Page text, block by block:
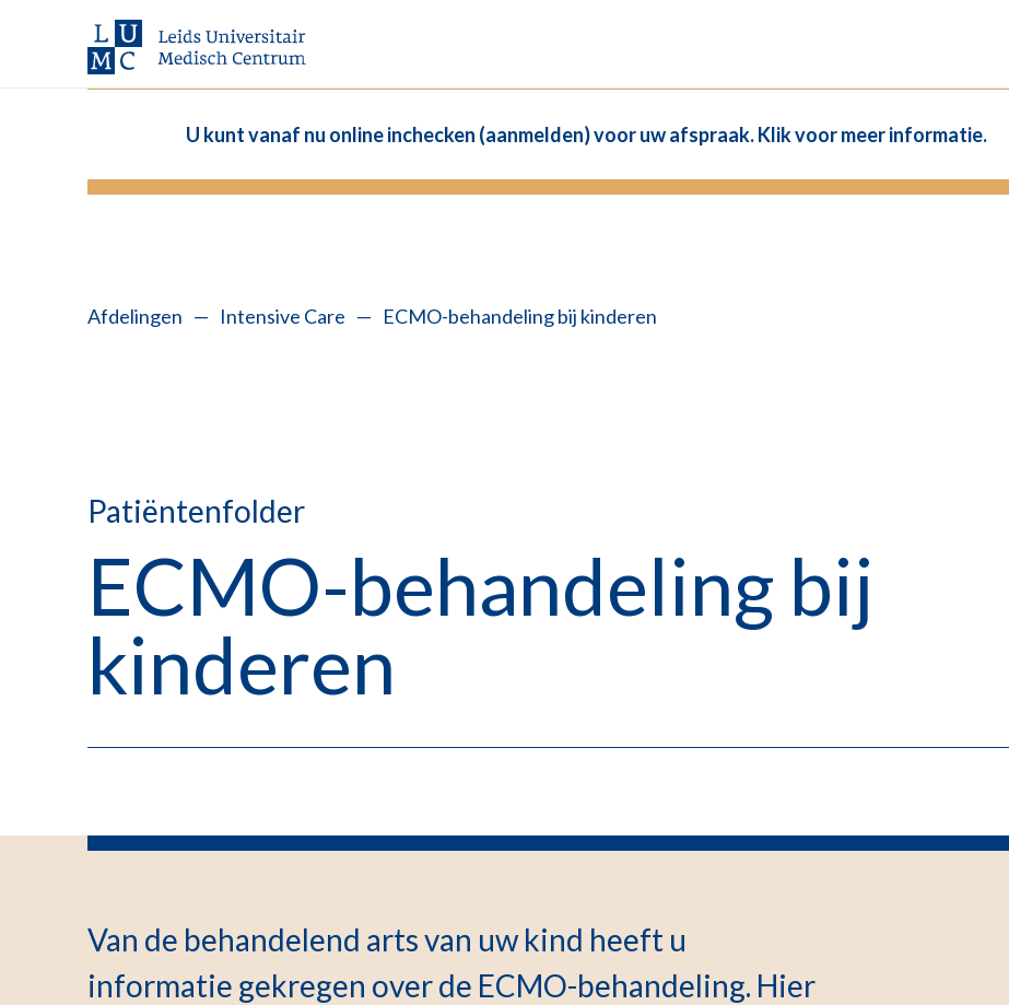
U kunt vanaf nu online inchecken (aanmelden) voor uw afspraak. Klik voor meer informatie.
Afdelingen — Intensive Care — ECMO-behandeling bij kinderen
Patiëntenfolder
ECMO-behandeling bij
kinderen
Van de behandelend arts van uw kind heeft u
informatie gekregen over de ECMO-behandeling. Hier